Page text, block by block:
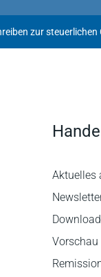
Aktuelles
Vorschau